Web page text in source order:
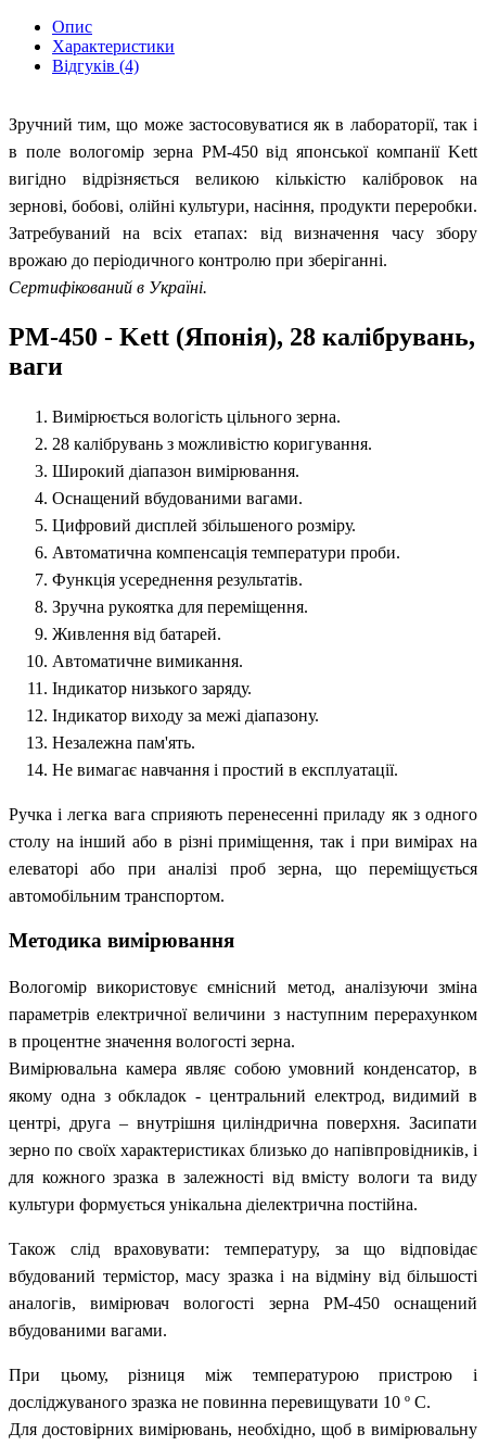
Опис
Характеристики
Відгуків (4)
Зручний тим, що може застосовуватися як в лабораторії, так і
в поле вологомір зерна РМ-450 від японської компанії Kett
вигідно відрізняється великою кількістю калібровок на
зернові, бобові, олійні культури, насіння, продукти переробки.
Затребуваний на всіх етапах: від визначення часу збору
врожаю до періодичного контролю при зберіганні.
Сертифікований в Україні.
PM-450 - Kett (Японія), 28 калібрувань,
ваги
Вимірюється вологість цільного зерна.
28 калібрувань з можливістю коригування.
Широкий діапазон вимірювання.
Оснащений вбудованими вагами.
Цифровий дисплей збільшеного розміру.
Автоматична компенсація температури проби.
Функція усереднення результатів.
Зручна рукоятка для переміщення.
Живлення від батарей.
Автоматичне вимикання.
Індикатор низького заряду.
Індикатор виходу за межі діапазону.
Незалежна пам'ять.
Не вимагає навчання і простий в експлуатації.
Ручка і легка вага сприяють перенесенні приладу як з одного
столу на інший або в різні приміщення, так і при вимірах на
елеваторі або при аналізі проб зерна, що переміщується
автомобільним транспортом.
Методика вимірювання
Вологомір використовує ємнісний метод, аналізуючи зміна
параметрів електричної величини з наступним перерахунком
в процентне значення вологості зерна.
Вимірювальна камера являє собою умовний конденсатор, в
якому одна з обкладок - центральний електрод, видимий в
центрі, друга – внутрішня циліндрична поверхня. Засипати
зерно по своїх характеристиках близько до напівпровідників, і
для кожного зразка в залежності від вмісту вологи та виду
культури формується унікальна діелектрична постійна.
Також слід враховувати: температуру, за що відповідає
вбудований термістор, масу зразка і на відміну від більшості
аналогів, вимірювач вологості зерна PM-450 оснащений
вбудованими вагами.
При цьому, різниця між температурою пристрою і
досліджуваного зразка не повинна перевищувати 10 º C.
Для достовірних вимірювань, необхідно, щоб в вимірювальну